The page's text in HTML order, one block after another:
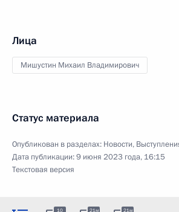
Лица
Мишустин Михаил Владимирович
Статус материала
Опубликован в разделах: Новости,
Дата публикации:9 июня 2023 года, 16:15
Текстовая версия
10 21м 21м